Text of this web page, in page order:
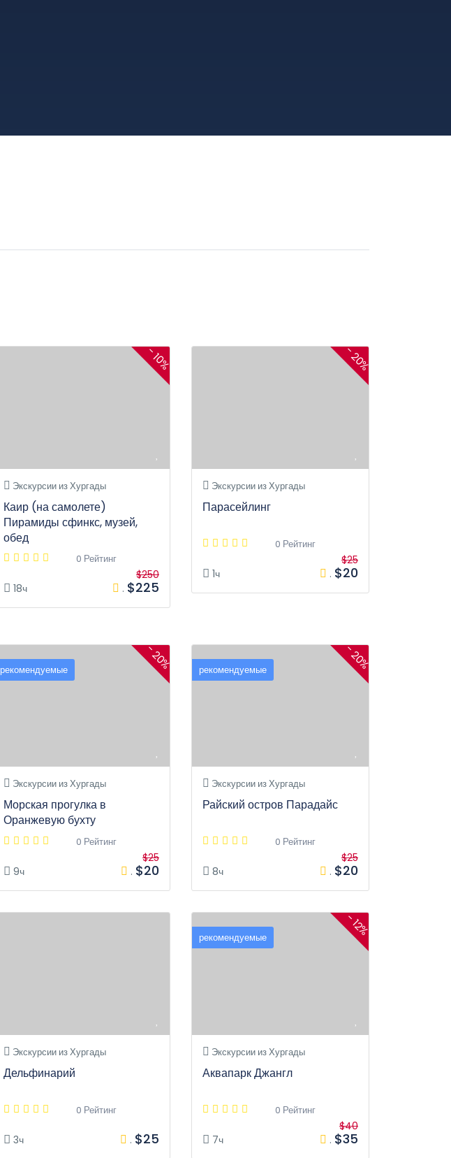
- 10%
Экскурсии из Хургады
Каир (на самолете)
Пирамиды сфинкс, музей,
обед
0 Рейтинг
18ч .
$250
$225
- 20%
Экскурсии из Хургады
Парасейлинг
0 Рейтинг
1ч .
$25
$20
рекомендуемые - 20%
Экскурсии из Хургады
Морская прогулка в
Оранжевую бухту
0 Рейтинг
9ч .
$25
$20
рекомендуемые - 20%
Экскурсии из Хургады
Райский остров Парадайс
0 Рейтинг
8ч .
$25
$20
Экскурсии из Хургады
Дельфинарий
0 Рейтинг
3ч . $25
рекомендуемые - 12%
Экскурсии из Хургады
Аквапарк Джангл
0 Рейтинг
7ч .
$40
$35